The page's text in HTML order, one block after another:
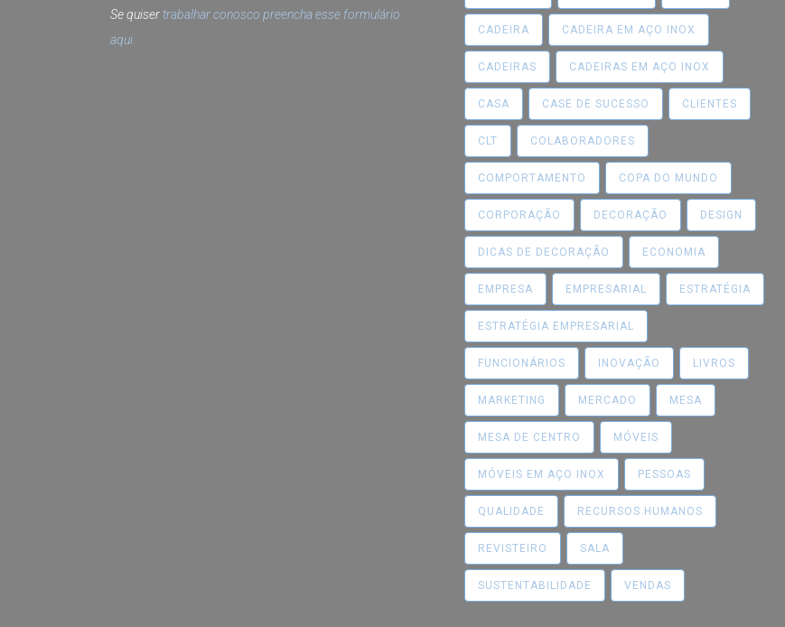
Se quisertrabalhar conosco preencha esse formulário
aqui.
CADEIRA CADEIRA EM AÇO INOX
CADEIRAS CADEIRAS EM AÇO INOX
CASA CASE DE SUCESSO CLIENTES
CLT COLABORADORES
COMPORTAMENTO COPA DO MUNDO
CORPORAÇÃO DECORAÇÃO DESIGN
DICAS DE DECORAÇÃO ECONOMIA
EMPRESA EMPRESARIAL ESTRATÉGIA
ESTRATÉGIA EMPRESARIAL
FUNCIONÁRIOS INOVAÇÃO LIVROS
MARKETING MERCADO MESA
MESA DE CENTRO MÓVEIS
MÓVEIS EM AÇO INOX PESSOAS
QUALIDADE RECURSOS HUMANOS
REVISTEIRO SALA
SUSTENTABILIDADE VENDAS